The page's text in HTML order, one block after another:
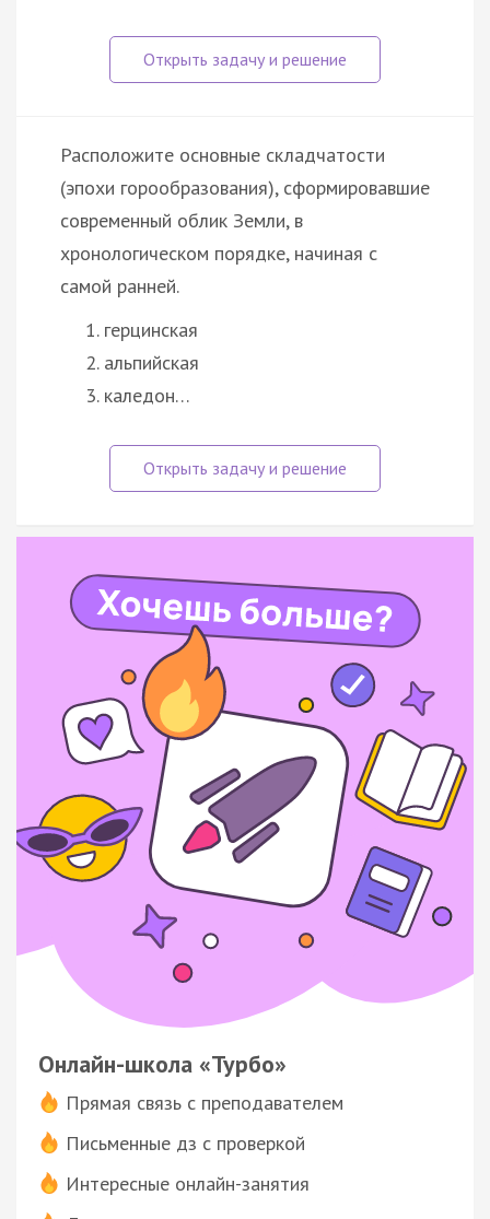
Расположите основные складчатости
(эпохи горообразования), сформировавшие
современный облик Земли, в
хронологическом порядке, начиная с
самой ранней.
герцинская
альпийская
каледон…
Онлайн-школа «Турбо»
Прямая связь с преподавателем
Письменные дз с проверкой
Интересные онлайн-занятия